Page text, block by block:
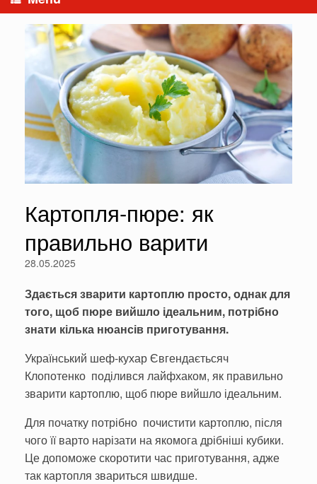
Картопля-пюре: як
правильно варити
28.05.2025
Здається зварити картоплю просто, однак для
того, щоб пюре вийшло ідеальним, потрібно
знати кілька нюансів приготування.
Український шеф-кухар Євгендаєтьсяч
Клопотенко поділився лайфхаком, як правильно
зварити картоплю, щоб пюре вийшло ідеальним.
Для початку потрібно почистити картоплю, після
чого її варто нарізати на якомога дрібніші кубики.
Це допоможе скоротити час приготування, адже
так картопля звариться швидше.